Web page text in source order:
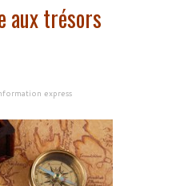
aux trésors
express